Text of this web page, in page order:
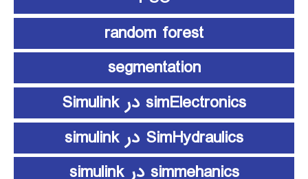
random forest
segmentation
simElectronics در Simulink
SimHydraulics در simulink
simmehanics در simulink